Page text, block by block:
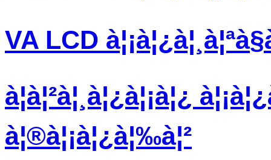
VA LCD
à¦à¦²à¦¸à¦¿à¦¡à¦¿
à¦®à¦¡à¦¿à¦‰à¦²